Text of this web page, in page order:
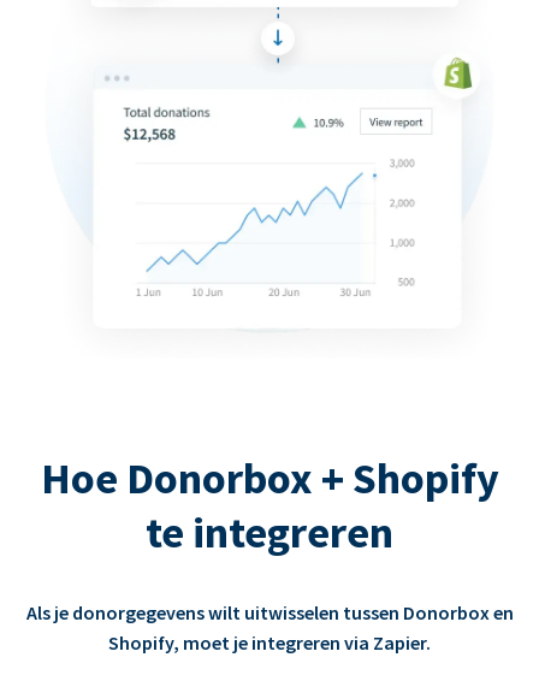
Hoe Donorbox + Shopify
te integreren
Als je donorgegevens wilt uitwisselen tussen Donorbox en
Shopify, moet je integreren via Zapier.